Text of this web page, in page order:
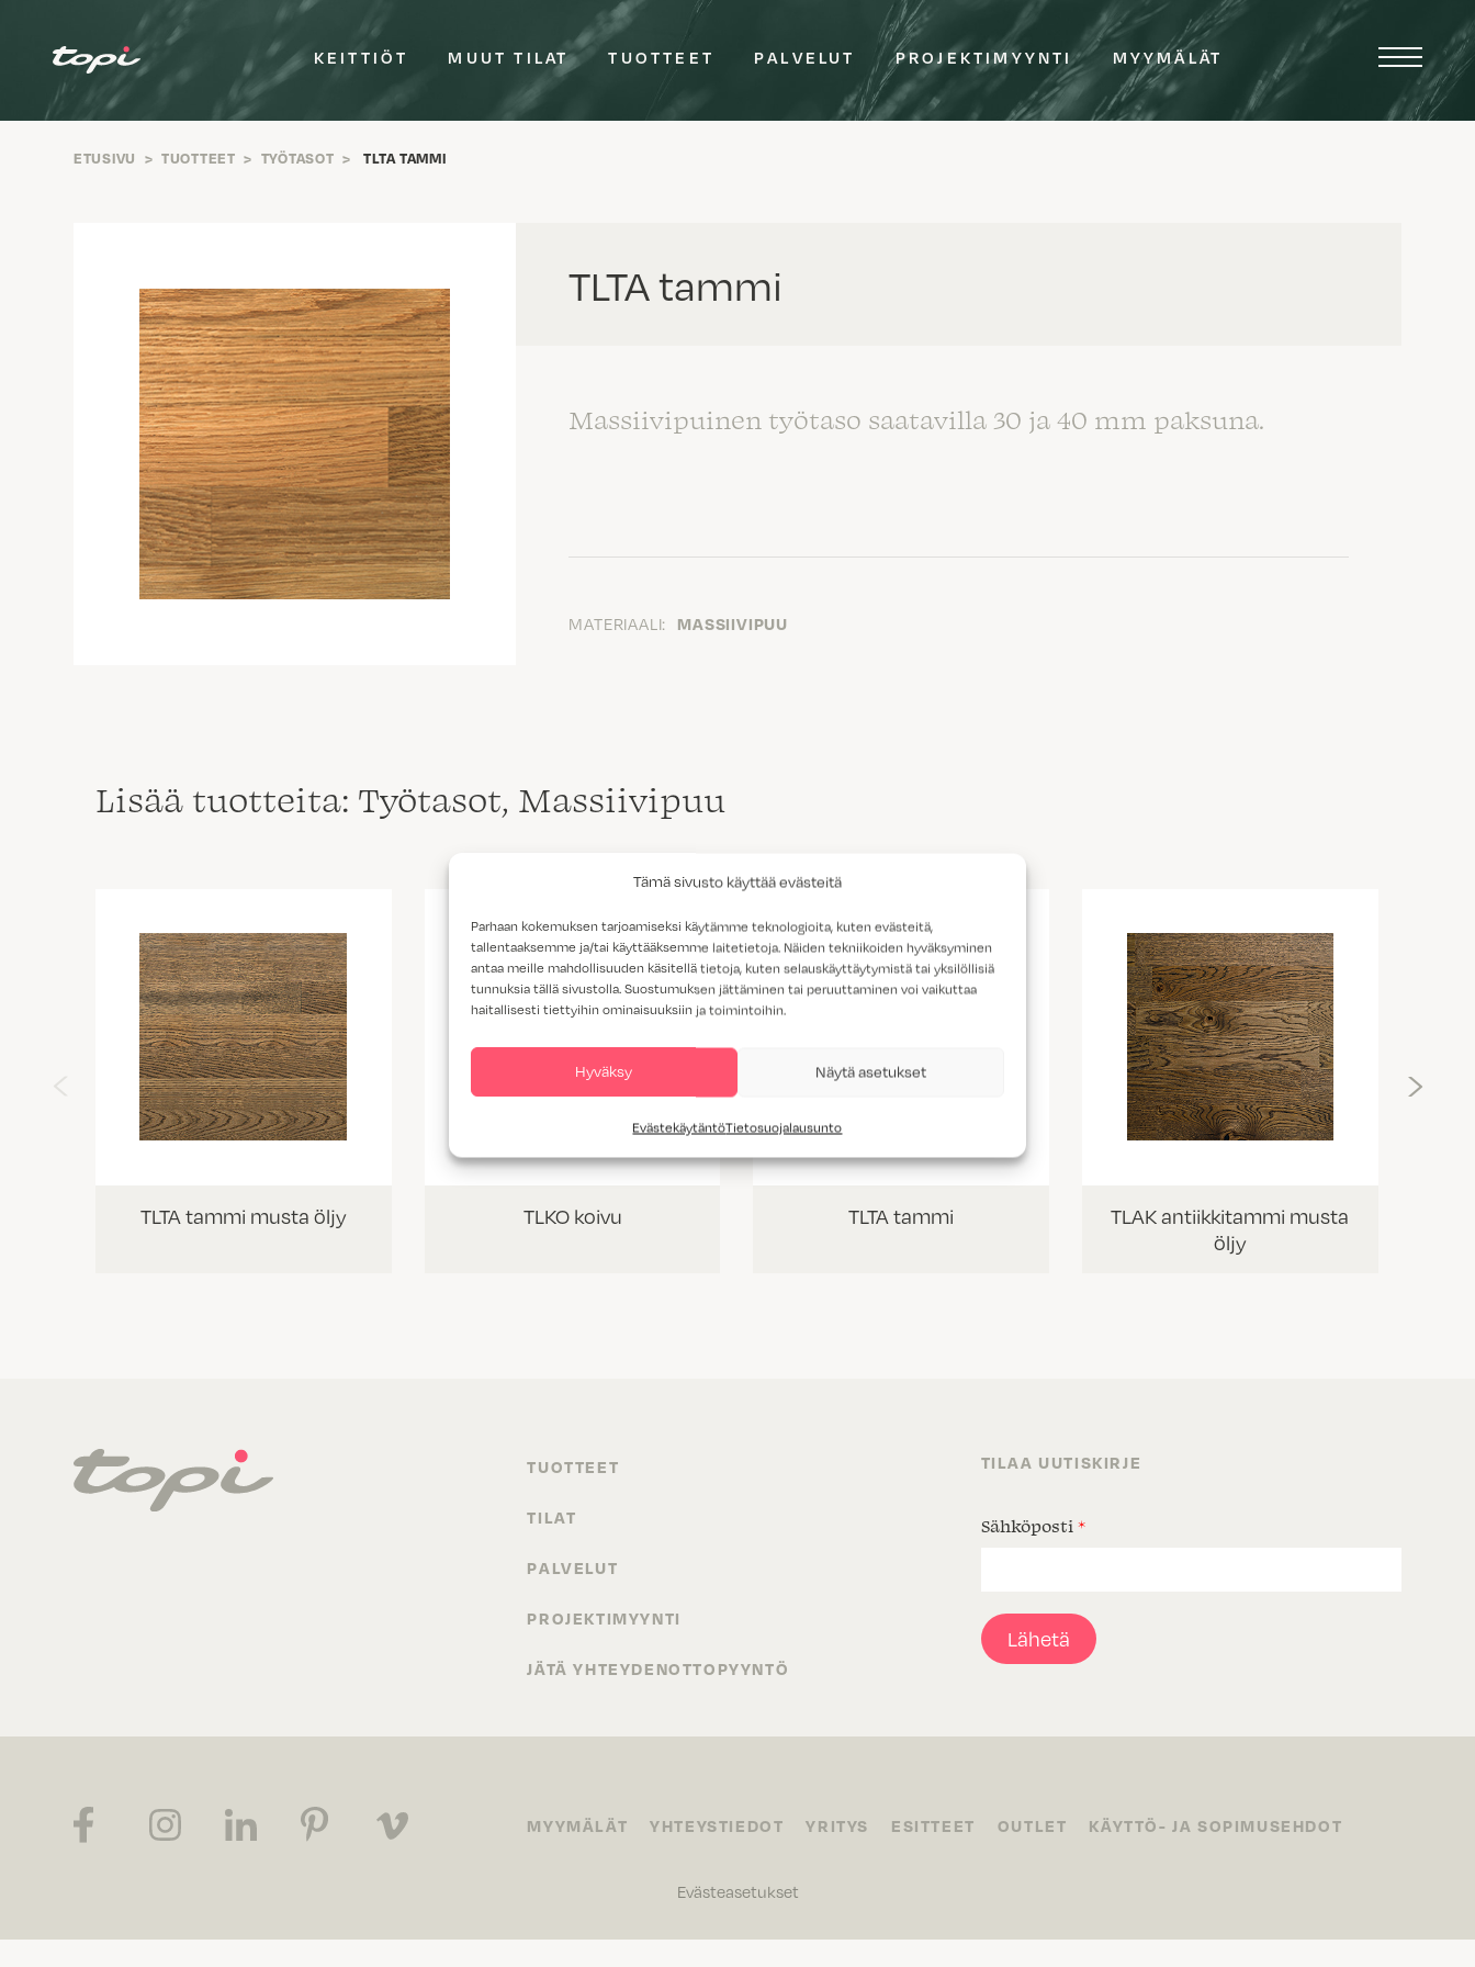
Tämä sivusto käyttää evästeitä
Parhaan kokemuksen tarjoamiseksi käytämme teknologioita, kuten evästeitä,
tallentaaksemme ja/tai käyttääksemme laitetietoja. Näiden tekniikoiden hyväksyminen
antaa meille mahdollisuuden käsitellä tietoja, kuten selauskäyttäytymistä tai yksilöllisiä
tunnuksia tällä sivustolla. Suostumuksen jättäminen tai peruuttaminen voi vaikuttaa
haitallisesti tiettyihin ominaisuuksiin ja toimintoihin.
Hyväksy Näytä asetukset
EvästekäytäntöTietosuojalausunto
KEITTIÖT MUUT TILAT TUOTTEET PALVELUT PROJEKTIMYYNTI MYYMÄLÄT
ETUSIVU > TUOTTEET > TYÖTASOT > TLTA TAMMI
TLTA tammi
Massiivipuinen työtaso saatavilla 30 ja 40 mm paksuna.
MATERIAALI: MASSIIVIPUU
Lisää tuotteita: Työtasot, Massiivipuu
TLTA tammi musta öljy TLKO koivu TLTA tammi
TLAK antiikkitammi musta
öljy
›
TUOTTEET
TILAT
PALVELUT
PROJEKTIMYYNTI
JÄTÄ YHTEYDENOTTOPYYNTÖ
TILAA UUTISKIRJE
Sähköposti *
Lähetä
MYYMÄLÄT YHTEYSTIEDOT YRITYS ESITTEET OUTLET KÄYTTÖ- JA SOPIMUSEHDOT
Evästeasetukset